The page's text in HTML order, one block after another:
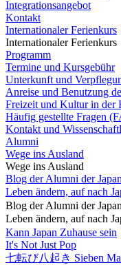
Integrationsangebot
Kontakt
Internationaler Ferienkurs
Internationaler Ferienkurs
Programm
Termine und Kursgebühr
Unterkunft und
Anreise und Benutzung
Freizeit und Kultur in der
Häufig gestellte Fragen
Kontakt und
Alumni
Wege ins Ausland
Wege ins Ausland
Blog der Alumni der
Leben ändern, auf nach
Blog der Alumni der
Leben ändern, auf nach
Kann Japan Zuhause sein
It's Not Just Pop
七転び八起き Sieben